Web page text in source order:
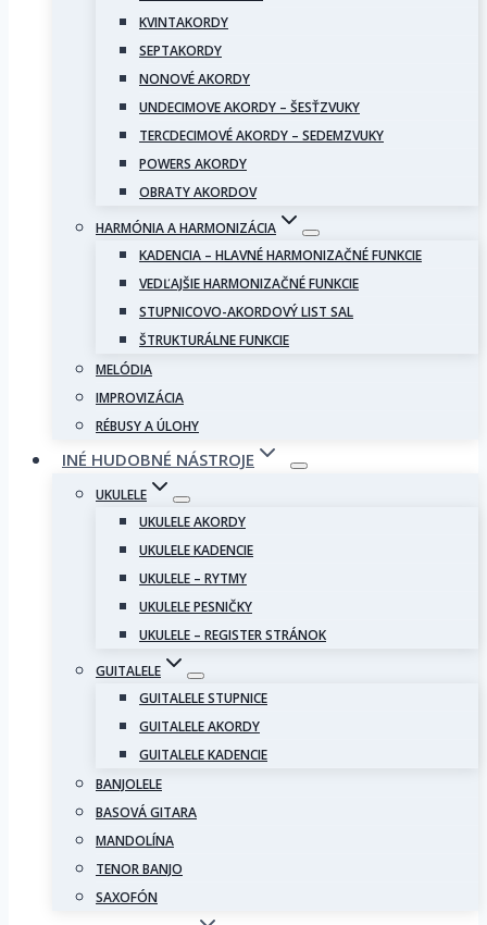
KVINTAKORDY
SEPTAKORDY
NONOVÉ AKORDY
UNDECIMOVE AKORDY – ŠESŤZVUKY
TERCDECIMOVÉ AKORDY – SEDEMZVUKY
POWERS AKORDY
OBRATY AKORDOV
HARMÓNIA A HARMONIZÁCIA
KADENCIA – HLAVNÉ HARMONIZAČNÉ FUNKCIE
VEDĽAJŠIE HARMONIZAČNÉ FUNKCIE
STUPNICOVO-AKORDOVÝ LIST SAL
ŠTRUKTURÁLNE FUNKCIE
MELÓDIA
IMPROVIZÁCIA
RÉBUSY A ÚLOHY
INÉ HUDOBNÉ NÁSTROJE
UKULELE
UKULELE AKORDY
UKULELE KADENCIE
UKULELE – RYTMY
UKULELE PESNIČKY
UKULELE – REGISTER STRÁNOK
GUITALELE
GUITALELE STUPNICE
GUITALELE AKORDY
GUITALELE KADENCIE
BANJOLELE
BASOVÁ GITARA
MANDOLÍNA
TENOR BANJO
SAXOFÓN